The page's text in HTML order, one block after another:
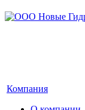
Компания